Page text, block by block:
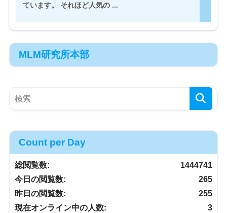
ています。 それほど人気の ...
MLM研究所本部
Count per Day
1444741
総閲覧数:
265
今日の閲覧数:
255
昨日の閲覧数:
3
現在オンライン中の人数: